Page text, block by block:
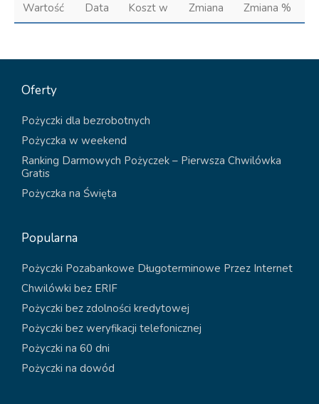
Wartość Data Koszt w Zmiana Zmiana %
Oferty
Pożyczki dla bezrobotnych
Pożyczka w weekend
Ranking Darmowych Pożyczek – Pierwsza Chwilówka
Gratis
Pożyczka na Święta
Popularna
Pożyczki Pozabankowe Długoterminowe Przez Internet
Chwilówki bez ERIF
Pożyczki bez zdolności kredytowej
Pożyczki bez weryfikacji telefonicznej
Pożyczki na 60 dni
Pożyczki na dowód